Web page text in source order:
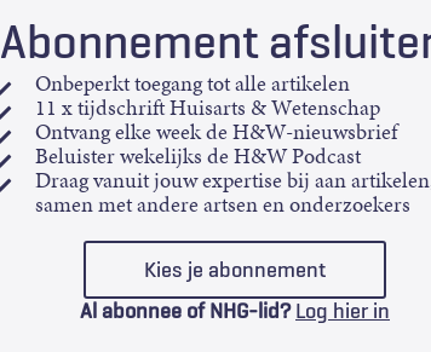
Abonnement
Onbeperkt toegang tot alle artikelen
11 x tijdschrift Huisarts & Wetenschap
Ontvang elke week de H&W-nieuwsbrief
Beluister wekelijks de H&W Podcast
Draag vanuit jouw expertise bij aan
samen met andere artsen en onderzoekers
Kies je abonnement
Al abonnee of NHG-lid? Log hier in